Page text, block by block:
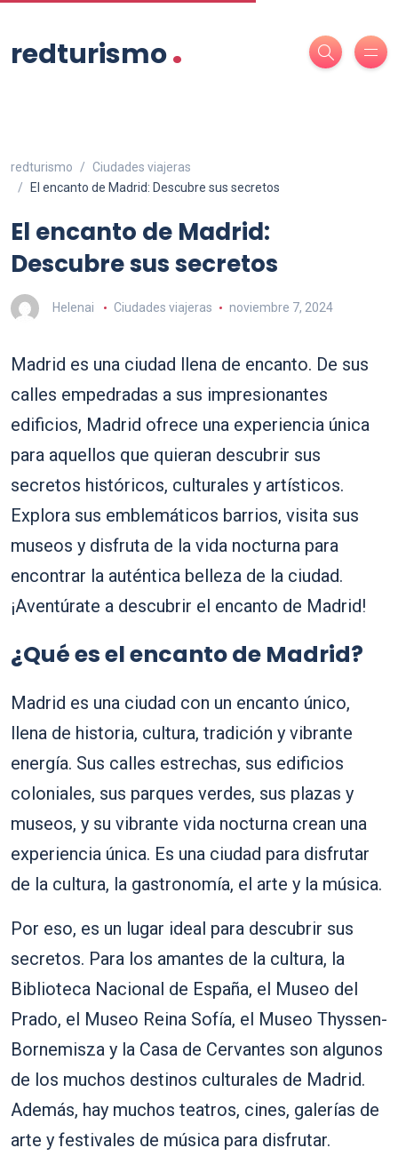
redturismo.
redturismo
Ciudades viajeras
El encanto de Madrid: Descubre sus secretos
El encanto de Madrid:
Descubre sus secretos
Helenai Ciudades viajeras noviembre 7, 2024
Madrid es una ciudad llena de encanto. De sus
calles empedradas a sus impresionantes
edificios, Madrid ofrece una experiencia única
para aquellos que quieran descubrir sus
secretos históricos, culturales y artísticos.
Explora sus emblemáticos barrios, visita sus
museos y disfruta de la vida nocturna para
encontrar la auténtica belleza de la ciudad.
¡Aventúrate a descubrir el encanto de Madrid!
¿Qué es el encanto de Madrid?
Madrid es una ciudad con un encanto único,
llena de historia, cultura, tradición y vibrante
energía. Sus calles estrechas, sus edificios
coloniales, sus parques verdes, sus plazas y
museos, y su vibrante vida nocturna crean una
experiencia única. Es una ciudad para disfrutar
de la cultura, la gastronomía, el arte y la música.
Por eso, es un lugar ideal para descubrir sus
secretos. Para los amantes de la cultura, la
Biblioteca Nacional de España, el Museo del
Prado, el Museo Reina Sofía, el Museo Thyssen-
Bornemisza y la Casa de Cervantes son algunos
de los muchos destinos culturales de Madrid.
Además, hay muchos teatros, cines, galerías de
arte y festivales de música para disfrutar.